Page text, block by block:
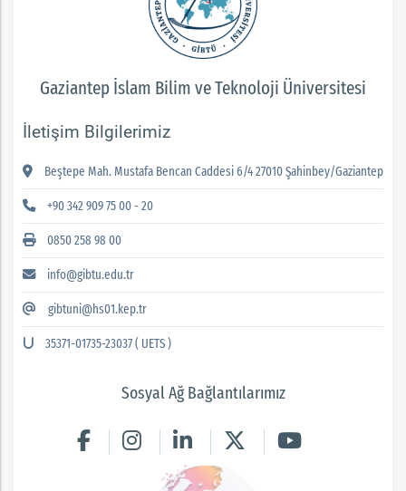
Gaziantep İslam Bilim ve Teknoloji Üniversitesi
İletişim Bilgilerimiz
Beştepe Mah. Mustafa Bencan Caddesi 6/4 27010 Şahinbey/Gaziantep
+90 342 909 75 00 - 20
0850 258 98 00
info@gibtu.edu.tr
gibtuni@hs01.kep.tr
35371-01735-23037 ( UETS )
Sosyal Ağ Bağlantılarımız